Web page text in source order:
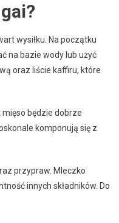
wysiłku. Na początku
na bazie wody lub użyć
oraz liście kaffiru, które
mięso będzie dobrze
komponują się z
przypraw. Mleczko
innych składników. Do